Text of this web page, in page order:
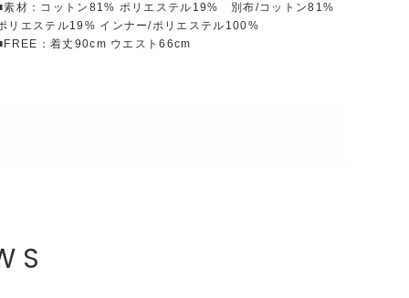
素材：コットン81% ポリエステル19% 別布/コットン81%
リエステル19% インナー/ポリエステル100%
：着丈90cm ウエスト66cm